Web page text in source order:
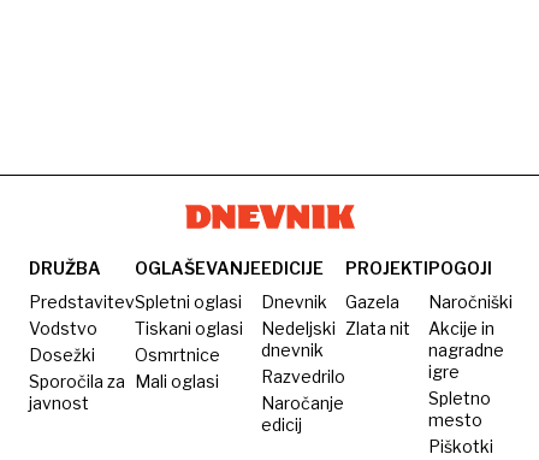
DRUŽBA
Predstavitev
Vodstvo
Dosežki
Sporočila za
javnost
OGLAŠEVANJE
Spletni oglasi
Tiskani oglasi
Osmrtnice
Mali oglasi
EDICIJE
Dnevnik
Nedeljski
dnevnik
Razvedrilo
Naročanje
edicij
PROJEKTI
Gazela
Zlata nit
POGOJI
Naročniški
Akcije in
nagradne
igre
Spletno
mesto
Piškotki